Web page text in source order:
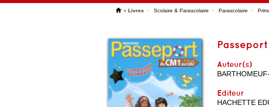
'» Livres Scolaire & Parascolaire Parascolaire
Auteur(s)
Editeur
HACHETTE